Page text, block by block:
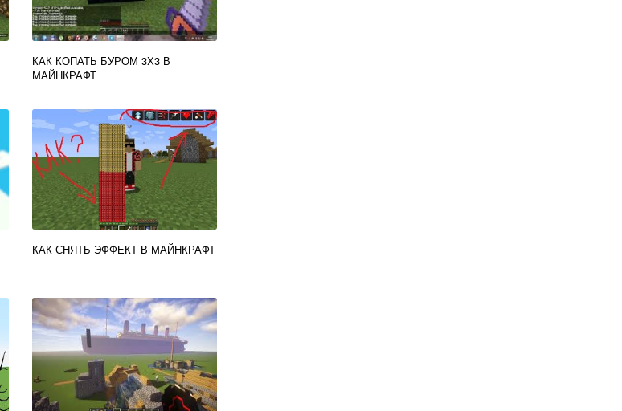
КАК КОПАТЬ БУРОМ 3Х3 В
МАЙНКРАФТ
КАК СНЯТЬ ЭФФЕКТ В МАЙНКРАФТ